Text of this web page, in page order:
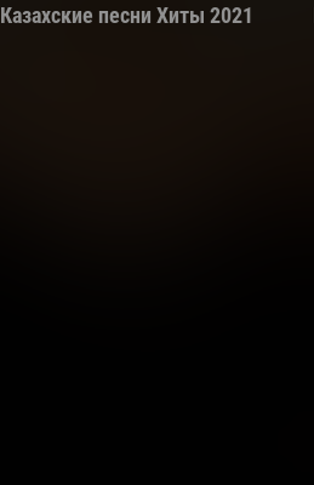
Казахские песни Хиты 2021